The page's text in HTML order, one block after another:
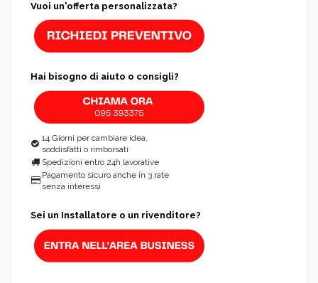
Vuoi un'offerta personalizzata?
Hai bisogno di aiuto o consigli?
14 Giorni per cambiare idea,
soddisfatti o rimborsati
Spedizioni entro 24h lavorative
Pagamento sicuro anche in 3 rate
senza interessi
Sei un Installatore o un rivenditore?